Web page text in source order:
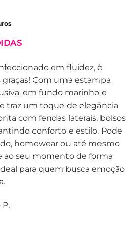
em fluidez, é
Com uma estampa
em fundo marinho e
traz um toque de elegância
com fendas laterais, bolsos
conforto e estilo. Pode
homewear ou até mesmo
ao seu momento de forma
para quem busca emoção